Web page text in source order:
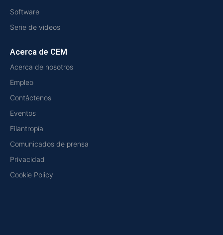
Software
Serie de videos
Acerca de CEM
Acerca de nosotros
Empleo
Contáctenos
Eventos
Filantropía
Comunicados de prensa
Privacidad
Cookie Policy